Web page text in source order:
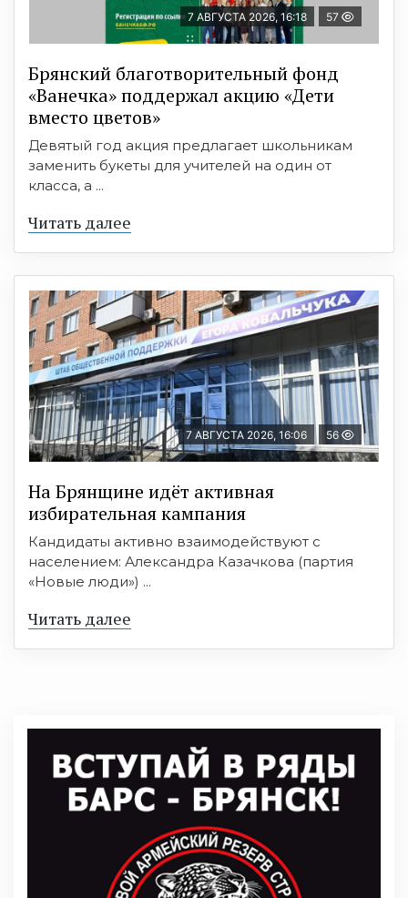
7 АВГУСТА 2026, 16:18 57
Брянский благотворительный фонд
«Ванечка» поддержал акцию «Дети
вместо цветов»
Девятый год акция предлагает школьникам
заменить букеты для учителей на один от
класса, а ...
Читать далее
7 АВГУСТА 2026, 16:06 56
На Брянщине идёт активная
избирательная кампания
Кандидаты активно взаимодействуют с
населением: Александра Казачкова (партия
«Новые люди») ...
Читать далее